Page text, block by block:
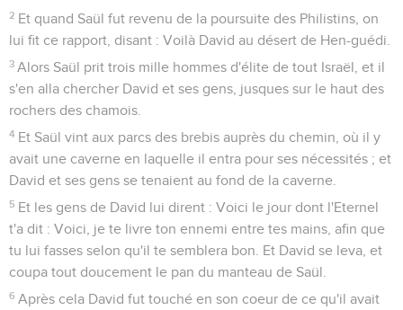
2 Et quand Saül fut revenu de la poursuite des Philistins, on
lui fit ce rapport, disant : Voilà David au désert de Hen-guédi.
3 Alors Saül prit trois mille hommes d'élite de tout Israël, et il
s'en alla chercher David et ses gens, jusques sur le haut des
rochers des chamois.
4 Et Saül vint aux parcs des brebis auprès du chemin, où il y
avait une caverne en laquelle il entra pour ses nécessités ; et
David et ses gens se tenaient au fond de la caverne.
5 Et les gens de David lui dirent : Voici le jour dont l'Eternel
t'a dit : Voici, je te livre ton ennemi entre tes mains, afin que
tu lui fasses selon qu'il te semblera bon. Et David se leva, et
coupa tout doucement le pan du manteau de Saül.
6 Après cela David fut touché en son coeur de ce qu'il avait